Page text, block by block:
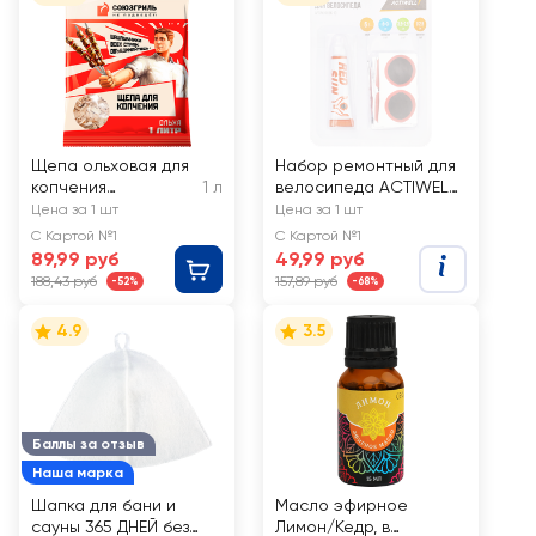
Щепа ольховая для
копчения
СОЮЗГРИЛЬ, Арт.
N1-K03
1 л
Цена за 1 шт
С Картой №1
89,99 руб
188,43 руб -52%
Набор ремонтный для
велосипеда ACTIWELL,
Арт. BIK-19
Цена за 1 шт
С Картой №1
49,99 руб
157,89 руб -68%
Баллы за отзыв
Наша марка
4.9
Шапка для бани и
сауны 365 ДНЕЙ без
3.5
Масло эфирное
Лимон/Кедр, в